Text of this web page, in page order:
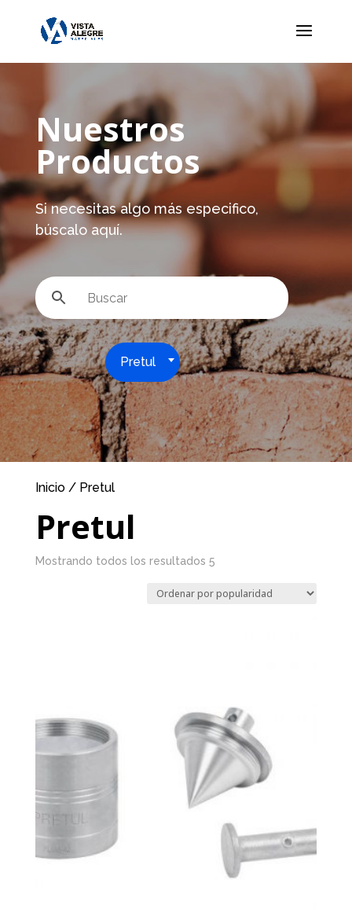
Nuestros
Productos
Si necesitas algo más especifico,
búscalo aquí.
Pretul
Inicio/ Pretul
Pretul
Mostrando todos los resultados 5